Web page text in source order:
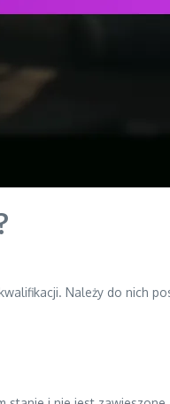
Należy do nich